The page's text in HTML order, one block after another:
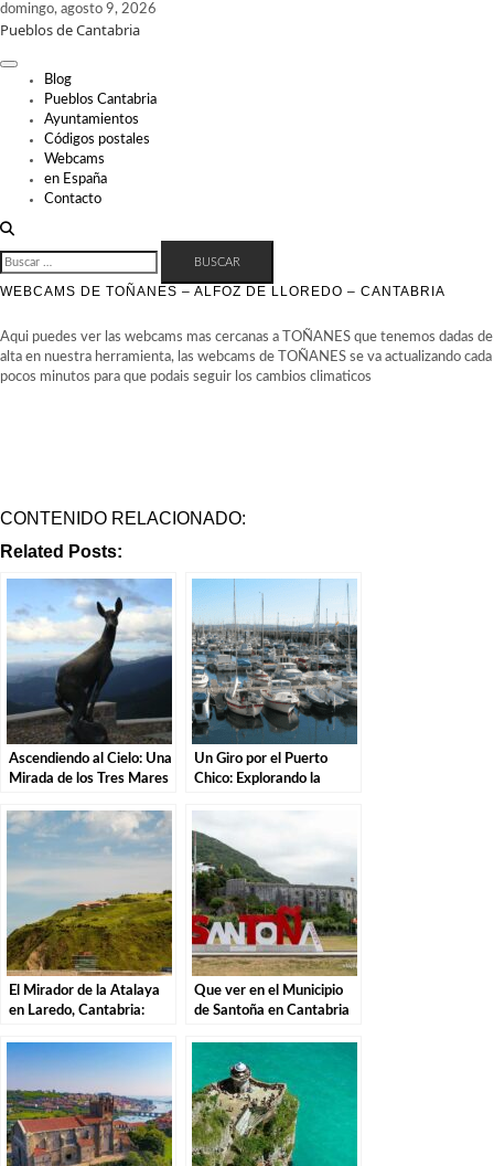
Skip
to
domingo, agosto 9, 2026
Pueblos de Cantabria
Blog
Pueblos Cantabria
Ayuntamientos
Códigos postales
Webcams
en España
Contacto
BUSCAR:
WEBCAMS DE TOÑANES – ALFOZ DE LLOREDO – CANTABRIA
Aqui puedes ver las webcams mas cercanas a TOÑANES que tenemos dadas de
alta en nuestra herramienta, las webcams de TOÑANES se va actualizando cada
pocos minutos para que podais seguir los cambios climaticos
CONTENIDO RELACIONADO:
Related Posts:
Ascendiendo al Cielo: Una
Mirada de los Tres Mares
Un Giro por el Puerto
Chico: Explorando la
El Mirador de la Atalaya
en Laredo, Cantabria:
la Costa Cántabra
Que ver en el Municipio
de Santoña en Cantabria